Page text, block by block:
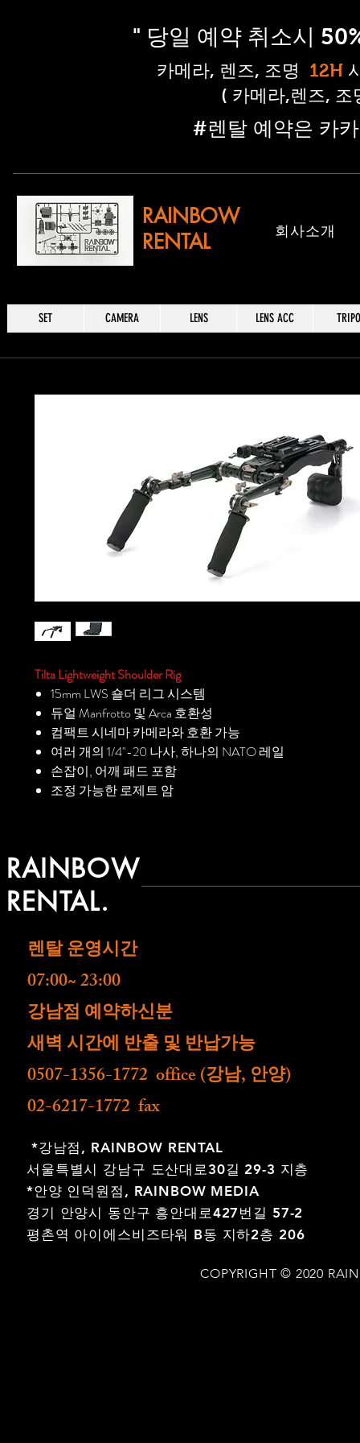
" 당일 예약 취소시
​카메라, 렌즈, 조명 12H
( 카메라,렌즈, 조
​#렌탈 예약은 카
RAINBOW
RENTAL
​회사소개
SET CAMERA LENS LENS ACC
Tilta Lightweight Shoulder Rig
15mm LWS 숄더 리그 시스템
듀얼 Manfrotto 및 Arca 호환성
컴팩트 시네마 카메라와 호환 가능
여러 개의 1/4"-20 나사, 하나의 NATO 레일
손잡이, 어깨 패드 포함
조정 가능한 로제트 암
RAINBOW
RENTAL.
렌탈 운영시간
07:00~ 23:00
​강남점 예약하신분
새벽 시간에 반출 및 반납가능
0507-1356-1772 office (강남, 안양)
02-6217-1772 fax
*강남점, RAINBOW RENTAL
서울특별시 강남구 도산대로30길 29-3 지층
*안양 인덕원점, RAINBOW MEDIA
경기 안양시 동안구 흥안대로427번길 57-2
평촌역 아이에스비즈타워 B동 지하2층 206
COPYRIGHT © 2020